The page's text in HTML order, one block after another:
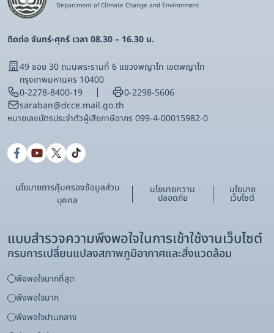
Department of Climate Change and Environment
ติดต่อ จันทร์-ศุกร์ เวลา 08.30 – 16.30 น.
49 ซอย 30 ถนนพระรามที่ 6 แขวงพญาไท เขตพญาไท
กรุงเทพมหานคร 10400
0-2278-8400-19
0-2298-5606
saraban@dcce.mail.go.th
หมายเลขบัตรประจําตัวผู้เสียภาษีอากร 099-4-00015982-0
นโยบายการคุ้มครองข้อมูลส่วน
บุคคล
นโยบายความ
ปลอดภัย
นโยบาย
เว็บไซต์
แบบสำรวจความพึงพอใจในการเข้าใช้งานเว็บไซต์
กรมการเปลี่ยนแปลงสภาพภูมิอากาศและสิ่งแวดล้อม
พึงพอใจมากที่สุด
พึงพอใจมาก
พึงพอใจปานกลาง